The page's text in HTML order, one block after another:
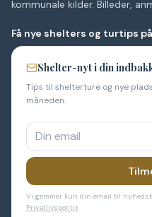
kommunale kilder. Billeder,
Få nye shelters og turtips
Shelter-nyt i din
Tips til shelterture og nye
måneden.
Vi gemmer kun din email til
Privatlivspolitik